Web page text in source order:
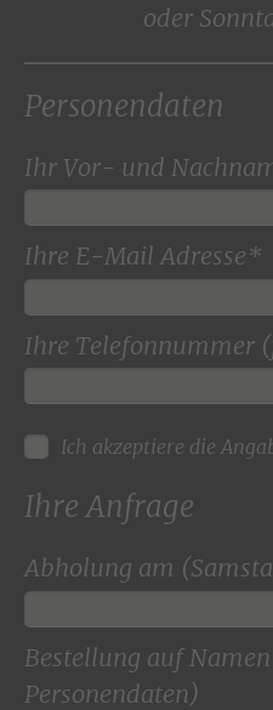
oder
Personendaten
Ihr Vor- und
Ihre E-Mail Adresse*
Ihre Telefonnummer
Ich akzeptiere die
Ihre Anfrage
Abholung am
Bestellung auf
Personendaten)